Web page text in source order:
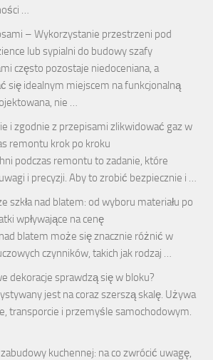
…
– Wykorzystanie przestrzeni pod
lub sypialni do budowy szafy
często pozostaje niedoceniana, a
się idealnym miejscem na funkcjonalną
nie …
i zgodnie z przepisami zlikwidować gaz w
remontu krok po kroku
podczas remontu to zadanie, które
i precyzji. Aby to zrobić bezpiecznie i …
szkła nad blatem: od wyboru materiału po
wpływające na cenę
blatem może się znacznie różnić w
czynników, takich jak rodzaj …
dekoracje sprawdzą się w bloku?
jest na coraz szerszą skalę. Używa
transporcie i przemyśle samochodowym.
kuchennej: na co zwrócić uwagę,